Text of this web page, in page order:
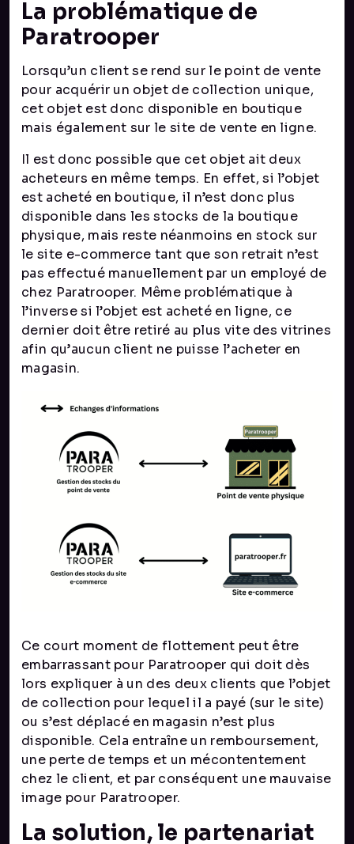
La problématique de
Paratrooper
Lorsqu’un client se rend sur le point de vente
pour acquérir un objet de collection unique,
cet objet est donc disponible en boutique
mais également sur le site de vente en ligne.
Il est donc possible que cet objet ait deux
acheteurs en même temps. En effet, si l’objet
est acheté en boutique, il n’est donc plus
disponible dans les stocks de la boutique
physique, mais reste néanmoins en stock sur
le site e-commerce tant que son retrait n’est
pas effectué manuellement par un employé de
chez Paratrooper. Même problématique à
l’inverse si l’objet est acheté en ligne, ce
dernier doit être retiré au plus vite des vitrines
afin qu’aucun client ne puisse l’acheter en
magasin.
Ce court moment de flottement peut être
embarrassant pour Paratrooper qui doit dès
lors expliquer à un des deux clients que l’objet
de collection pour lequel il a payé (sur le site)
ou s’est déplacé en magasin n’est plus
disponible. Cela entraîne un remboursement,
une perte de temps et un mécontentement
chez le client, et par conséquent une mauvaise
image pour Paratrooper.
La solution, le partenariat